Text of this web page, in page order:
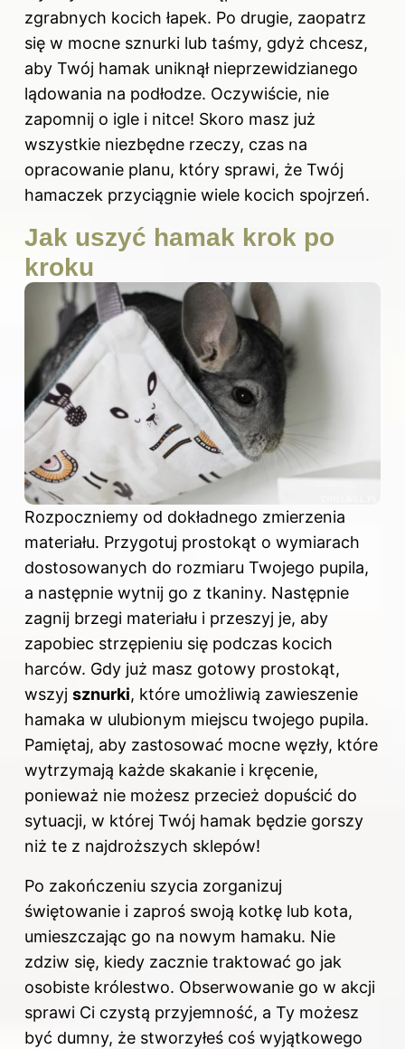
zgrabnych kocich łapek. Po drugie, zaopatrz
się w mocne sznurki lub taśmy, gdyż chcesz,
aby Twój hamak uniknął nieprzewidzianego
lądowania na podłodze. Oczywiście, nie
zapomnij o igle i nitce! Skoro masz już
wszystkie niezbędne rzeczy, czas na
opracowanie planu, który sprawi, że Twój
hamaczek przyciągnie wiele kocich spojrzeń.
Jak uszyć hamak krok po
kroku
Rozpoczniemy od dokładnego zmierzenia
materiału. Przygotuj prostokąt o wymiarach
dostosowanych do rozmiaru Twojego pupila,
a następnie wytnij go z tkaniny. Następnie
zagnij brzegi materiału i przeszyj je, aby
zapobiec strzępieniu się podczas kocich
harców. Gdy już masz gotowy prostokąt,
wszyj sznurki, które umożliwią zawieszenie
hamaka w ulubionym miejscu twojego pupila.
Pamiętaj, aby zastosować mocne węzły, które
wytrzymają każde skakanie i kręcenie,
ponieważ nie możesz przecież dopuścić do
sytuacji, w której Twój hamak będzie gorszy
niż te z najdroższych sklepów!
Po zakończeniu szycia zorganizuj
świętowanie i zaproś swoją kotkę lub kota,
umieszczając go na nowym hamaku. Nie
zdziw się, kiedy zacznie traktować go jak
osobiste królestwo. Obserwowanie go w akcji
sprawi Ci czystą przyjemność, a Ty możesz
być dumny, że stworzyłeś coś wyjątkowego